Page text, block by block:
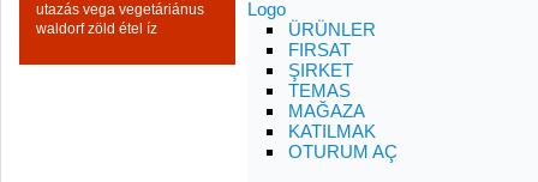
utazás vega vegetáriánus
waldorf zöld étel íz
ÜRÜNLER
FIRSAT
ŞIRKET
TEMAS
MAĞAZA
KATILMAK
OTURUM AÇ